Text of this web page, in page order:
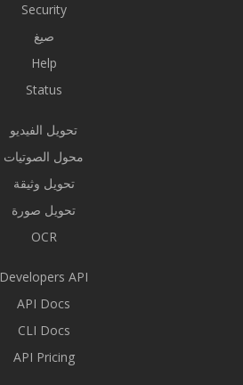
Security
صيغ
Help
Status
تحويل الفيديو
محول الصوتيات
تحويل وثيقة
تحويل صورة
OCR
Developers API
API Docs
CLI Docs
API Pricing